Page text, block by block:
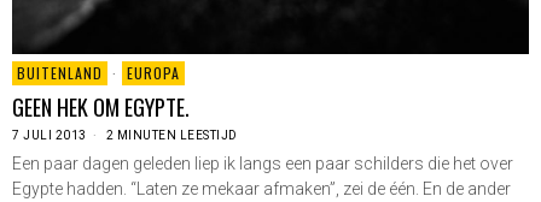
BUITENLAND · EUROPA
GEEN HEK OM EGYPTE.
7 JULI 2013 2 MINUTEN LEESTIJD
Een paar dagen geleden liep ik langs een paar schilders die het over
Egypte hadden. “Laten ze mekaar afmaken”, zei de één. En de ander